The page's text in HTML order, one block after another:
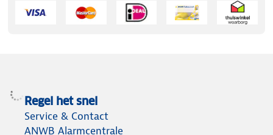
Regel het snel
Service & Contact
ANWB Alarmcentrale